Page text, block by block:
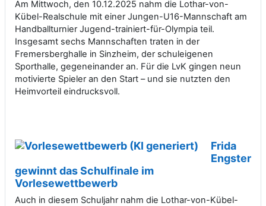
Am Mittwoch, den 10.12.2025 nahm die Lothar-von-
Kübel-Realschule mit einer Jungen-U16-Mannschaft am
Handballturnier Jugend-trainiert-für-Olympia teil.
Insgesamt sechs Mannschaften traten in der
Fremersberghalle in Sinzheim, der schuleigenen
Sporthalle, gegeneinander an. Für die LvK gingen neun
motivierte Spieler an den Start – und sie nutzten den
Heimvorteil eindrucksvoll.
Frida
Engster
gewinnt das Schulfinale im
Vorlesewettbewerb
Auch in diesem Schuljahr nahm die Lothar-von-Kübel-